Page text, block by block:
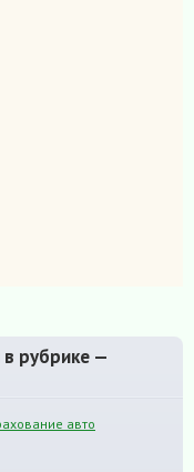
рубрике —
авто